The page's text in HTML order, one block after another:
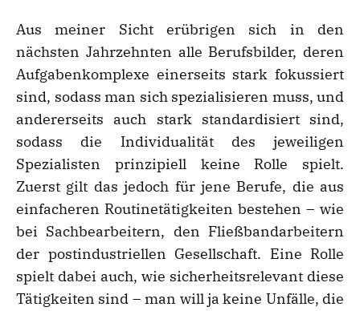
Aus meiner Sicht erübrigen sich in den
nächsten Jahrzehnten alle Berufsbilder, deren
Aufgabenkomplexe einerseits stark fokussiert
sind, sodass man sich spezialisieren muss, und
andererseits auch stark standardisiert sind,
sodass die Individualität des jeweiligen
Spezialisten prinzipiell keine Rolle spielt.
Zuerst gilt das jedoch für jene Berufe, die aus
einfacheren Routinetätigkeiten bestehen – wie
bei Sachbearbeitern, den Fließbandarbeitern
der postindustriellen Gesellschaft. Eine Rolle
spielt dabei auch, wie sicherheitsrelevant diese
Tätigkeiten sind – man will ja keine Unfälle, die